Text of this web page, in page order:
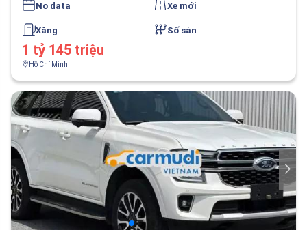
No data Xe mới
Xăng Số sàn
1 tỷ 145 triệu
Hồ Chí Minh